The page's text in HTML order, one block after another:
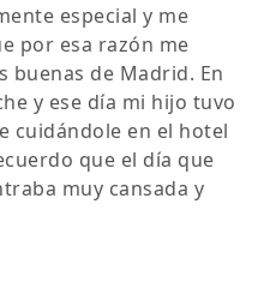
especial y me
por esa razón me
buenas de Madrid. En
y ese día mi hijo tuvo
cuidándole en el hotel
que el día que
muy cansada y